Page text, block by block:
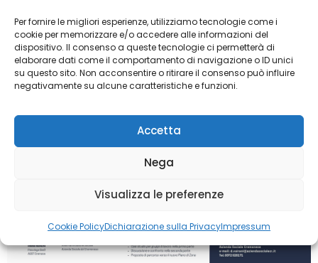
Per fornire le migliori esperienze, utilizziamo tecnologie come i
cookie per memorizzare e/o accedere alle informazioni del
dispositivo. Il consenso a queste tecnologie ci permetterà di
elaborare dati come il comportamento di navigazione o ID unici
su questo sito. Non acconsentire o ritirare il consenso può influire
negativamente su alcune caratteristiche e funzioni.
Accetta
Nega
Visualizza le preferenze
Cookie PolicyDichiarazione sulla PrivacyImpressum
La partecipazione alle attività formative è gratuita.